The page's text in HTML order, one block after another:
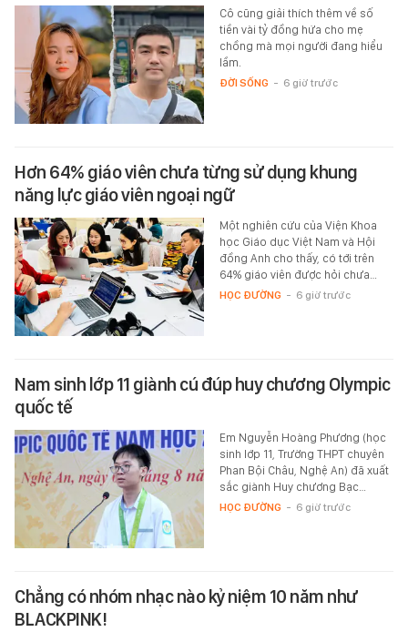
Cô cũng giải thích thêm về số
tiền vài tỷ đồng hứa cho mẹ
chồng mà mọi người đang hiểu
lầm.
ĐỜI SỐNG - 6 giờ trước
Hơn 64% giáo viên chưa từng sử dụng khung
năng lực giáo viên ngoại ngữ
Một nghiên cứu của Viện Khoa
học Giáo dục Việt Nam và Hội
đồng Anh cho thấy, có tới trên
64% giáo viên được hỏi chưa…
HỌC ĐƯỜNG - 6 giờ trước
Nam sinh lớp 11 giành cú đúp huy chương Olympic
quốc tế
Em Nguyễn Hoàng Phương (học
sinh lớp 11, Trường THPT chuyên
Phan Bội Châu, Nghệ An) đã xuất
sắc giành Huy chương Bạc…
HỌC ĐƯỜNG - 6 giờ trước
Chẳng có nhóm nhạc nào kỷ niệm 10 năm như
BLACKPINK!